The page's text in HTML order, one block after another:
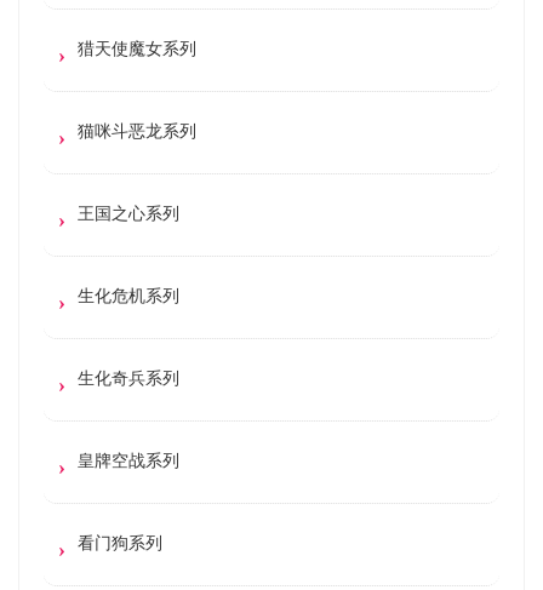
猎天使魔女系列
猫咪斗恶龙系列
王国之心系列
生化危机系列
生化奇兵系列
皇牌空战系列
看门狗系列